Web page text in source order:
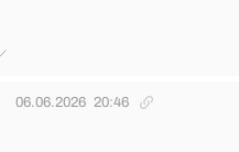
06.06.2026 20:46